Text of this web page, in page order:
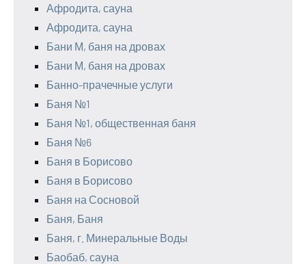
Афродита, сауна
Афродита, сауна
Бани М, баня на дровах
Бани М, баня на дровах
Банно-прачечные услуги
Баня №1
Баня №1, общественная баня
Баня №6
Баня в Борисово
Баня в Борисово
Баня на Сосновой
Баня, Баня
Баня, г. Минеральные Воды
Баобаб, сауна